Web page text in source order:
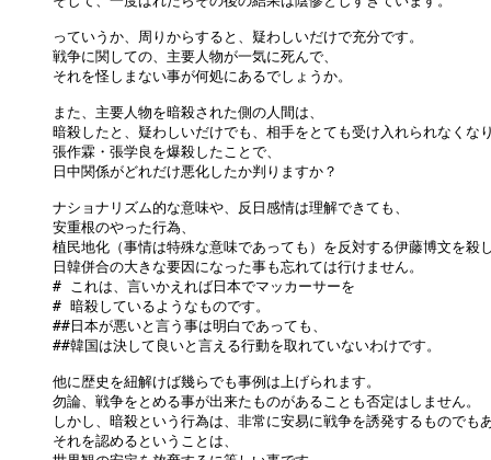
っていうか、周りからすると、疑わしいだけで充分です。
戦争に関しての、主要人物が一気に死んで、
それを怪しまない事が何処にあるでしょうか。
また、主要人物を暗殺された側の人間は、
暗殺したと、疑わしいだけでも、相手をとても受け入れられなくな
張作霖・張学良を爆殺したことで、
日中関係がどれだけ悪化したか判りますか？
ナショナリズム的な意味や、反日感情は理解できても、
安重根のやった行為、
植民地化（事情は特殊な意味であっても）を反対する伊藤博文を殺
日韓併合の大きな要因になった事も忘れては行けません。
# これは、言いかえれば日本でマッカーサーを
# 暗殺しているようなものです。
##日本が悪いと言う事は明白であっても、
##韓国は決して良いと言える行動を取れていないわけです。
他に歴史を紐解けば幾らでも事例は上げられます。
勿論、戦争をとめる事が出来たものがあることも否定はしません。
しかし、暗殺という行為は、非常に安易に戦争を誘発するものでも
それを認めるということは、